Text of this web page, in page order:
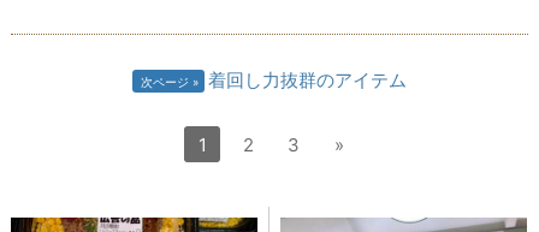
次ページ 着回し力抜群のアイテム
1 2 3 »